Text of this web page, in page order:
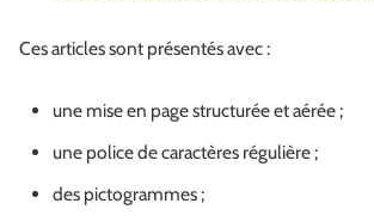
Ces articles sont présentés avec :
une mise en page structurée et aérée ;
une police de caractères régulière ;
des pictogrammes ;